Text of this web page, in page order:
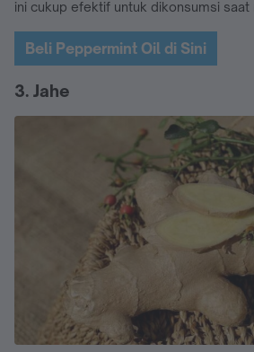
ini cukup efektif untuk dikonsumsi saat
Beli Peppermint Oil di Sini
3. Jahe